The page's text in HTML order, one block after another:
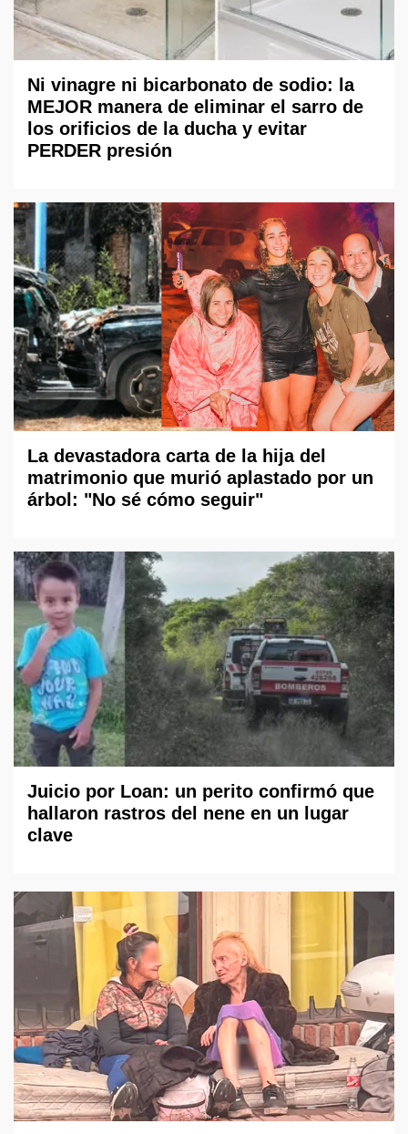
Ni vinagre ni bicarbonato de sodio: la
MEJOR manera de eliminar el sarro de
los orificios de la ducha y evitar
PERDER presión
La devastadora carta de la hija del
matrimonio que murió aplastado por un
árbol: "No sé cómo seguir"
Juicio por Loan: un perito confirmó que
hallaron rastros del nene en un lugar
clave